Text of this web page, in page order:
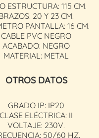
ESTRUCTURA: 115 CM.
20 Y 23 CM.
PANTALLA: 16 CM.
CABLE PVC NEGRO
ACABADO: NEGRO
MATERIAL: METAL
OTROS DATOS
GRADO IP: IP20
CLASE ELÉCTRICA: II
VOLTAJE: 230V.
50/60 HZ.